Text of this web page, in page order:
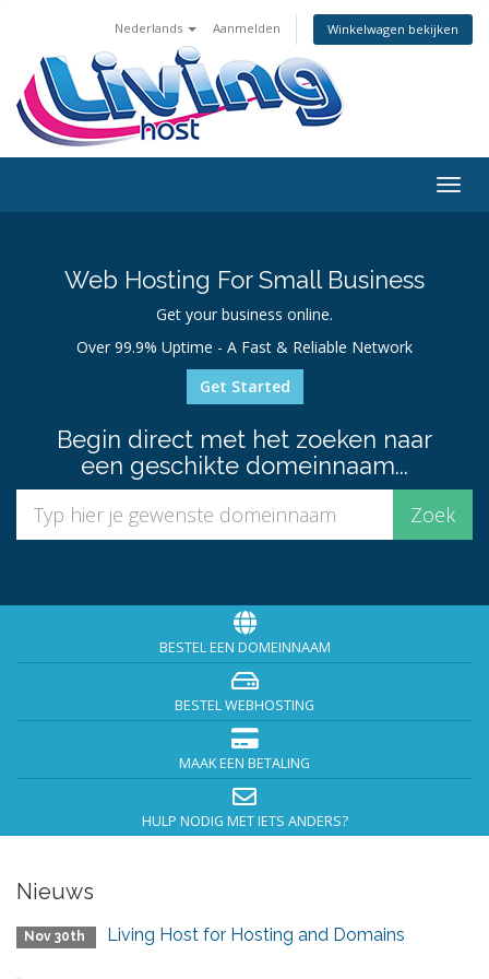
Nederlands Aanmelden Winkelwagen bekijken
Web Hosting For Small Business
Get your business online.
Over 99.9% Uptime - A Fast & Reliable Network
Get Started
Begin direct met het zoeken naar
een geschikte domeinnaam...
BESTEL EEN DOMEINNAAM
BESTEL WEBHOSTING
MAAK EEN BETALING
HULP NODIG MET IETS ANDERS?
Nieuws
Nov 30th Living Host for Hosting and Domains